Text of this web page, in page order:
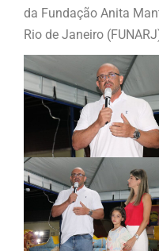
da Fundação Anita
Rio de Janeiro